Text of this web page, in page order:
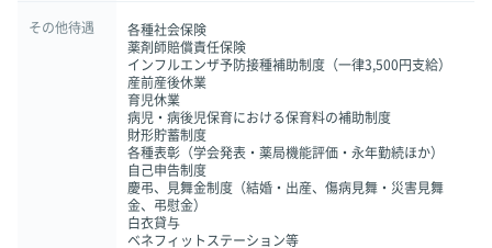
その他待遇
各種社会保険
薬剤師賠償責任保険
インフルエンザ予防接種補助制度（一律3,500円支給）
産前産後休業
育児休業
病児・病後児保育における保育料の補助制度
財形貯蓄制度
各種表彰（学会発表・薬局機能評価・永年勤続ほか）
自己申告制度
慶弔、見舞金制度（結婚・出産、傷病見舞・災害見舞
金、弔慰金）
白衣貸与
ベネフィットステーション等